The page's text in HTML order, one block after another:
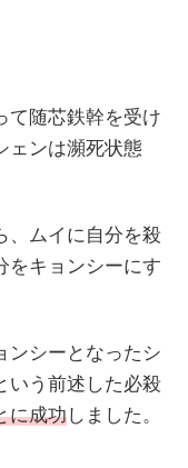
て随芯鉄幹を受け
ェンは瀕死状態
、ムイに自分を殺
をキョンシーにす
ンシーとなったシ
いう前述した必殺
に成功しました。